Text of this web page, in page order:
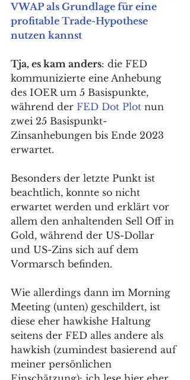
VWAP als Grundlage für eine
profitable Trade-Hypothese
nutzen kannst
Tja, es kam anders: die FED
kommunizierte eine Anhebung
des IOER um 5 Basispunkte,
während der FED Dot Plot nun
zwei 25 Basispunkt-
Zinsanhebungen bis Ende 2023
erwartet.
Besonders der letzte Punkt ist
beachtlich, konnte so nicht
erwartet werden und erklärt vor
allem den anhaltenden Sell Off in
Gold, während der US-Dollar
und US-Zins sich auf dem
Vormarsch befinden.
Wie allerdings dann im Morning
Meeting (unten) geschildert, ist
diese eher hawkishe Haltung
seitens der FED alles andere als
hawkish (zumindest basierend auf
meiner persönlichen